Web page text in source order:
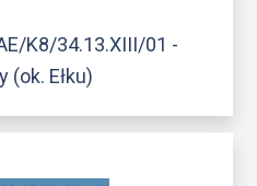
K8/34.13.XIII/01 -
(ok. Ełku)